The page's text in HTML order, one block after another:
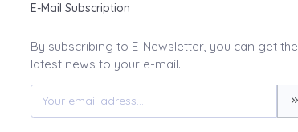
E-Mail Subscription
By subscribing to E-Newsletter, you can get the
latest news to your e-mail.